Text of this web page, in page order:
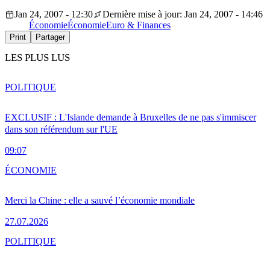
Jan 24, 2007 - 12:30
Dernière mise à jour: Jan 24, 2007 - 14:46
ÉconomieÉconomieEuro & Finances
Print Partager
LES PLUS LUS
EXCLUSIF : L'Islande demande à Bruxelles de ne pas s'immiscer
dans son référendum sur l'UE
09:07
POLITIQUE
Merci la Chine : elle a sauvé l’économie mondiale
27.07.2026
ÉCONOMIE
POLITIQUE